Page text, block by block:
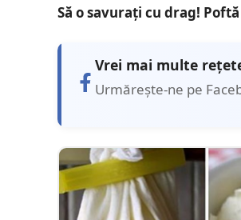
Să o savurați cu drag!
Vrei mai multe
Urmărește-ne pe